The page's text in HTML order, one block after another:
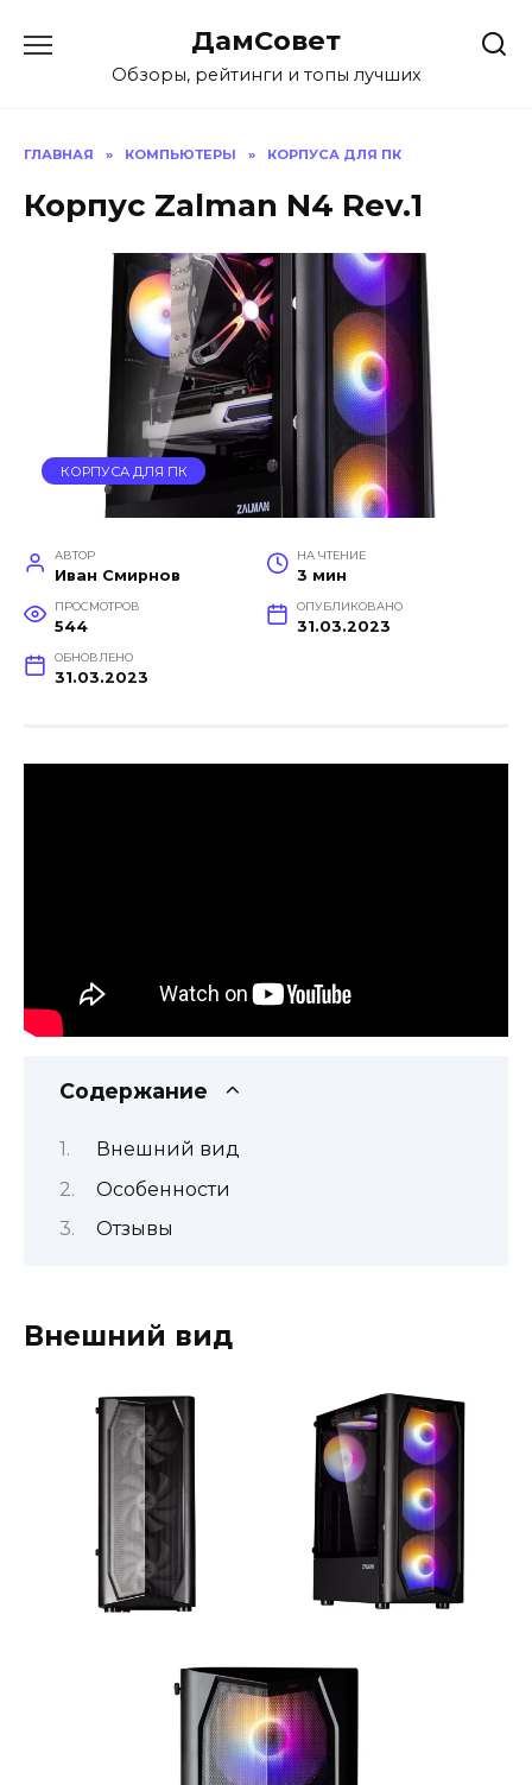
содержанию
ДамСовет
Обзоры, рейтинги и топы лучших
ГЛАВНАЯ » КОМПЬЮТЕРЫ » КОРПУСА ДЛЯ ПК
Корпус Zalman N4 Rev.1
КОРПУСА ДЛЯ ПК
АВТОР
Иван Смирнов
НА ЧТЕНИЕ
3 мин
ПРОСМОТРОВ
544
ОПУБЛИКОВАНО
31.03.2023
ОБНОВЛЕНО
31.03.2023
Содержание
Внешний вид
Особенности
Отзывы
Внешний вид